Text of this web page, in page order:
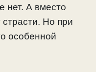
нет. А вместо
Но при
особенной